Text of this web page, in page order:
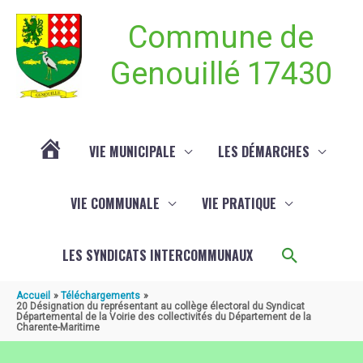
Commune de
Genouillé 17430
VIE MUNICIPALE LES DÉMARCHES
VIE COMMUNALE VIE PRATIQUE
LES SYNDICATS INTERCOMMUNAUX
Accueil
Téléchargements
20 Désignation du représentant au collège électoral du Syndicat
Départemental de la Voirie des collectivités du Département de la
Charente-Maritime